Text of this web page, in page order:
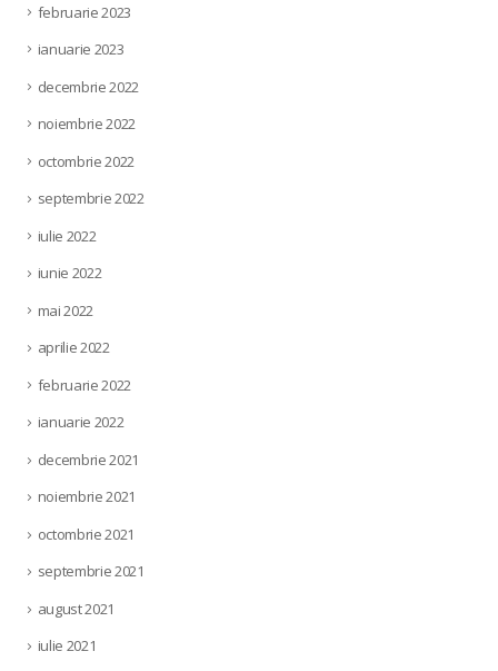
februarie 2023
ianuarie 2023
decembrie 2022
noiembrie 2022
octombrie 2022
septembrie 2022
iulie 2022
iunie 2022
mai 2022
aprilie 2022
februarie 2022
ianuarie 2022
decembrie 2021
noiembrie 2021
octombrie 2021
septembrie 2021
august 2021
iulie 2021